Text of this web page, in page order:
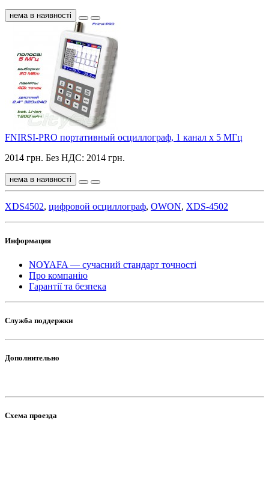
нема в наявності
FNIRSI-PRO портативный осциллограф, 1 канал х 5 МГц
2014 грн. Без НДС: 2014 грн.
нема в наявності
XDS4502, цифровой осциллограф, OWON, XDS-4502
Информация
NOYAFA — сучасний стандарт точності
Про компанію
Гарантії та безпека
Служба поддержки
Дополнительно
Схема проезда